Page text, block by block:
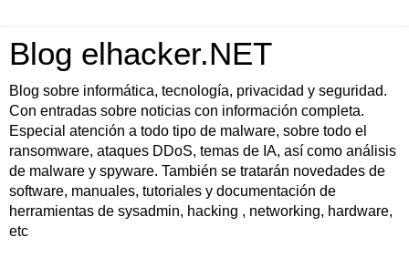
Blog elhacker.NET
Blog sobre informática, tecnología, privacidad y seguridad.
Con entradas sobre noticias con información completa.
Especial atención a todo tipo de malware, sobre todo el
ransomware, ataques DDoS, temas de IA, así como análisis
de malware y spyware. También se tratarán novedades de
software, manuales, tutoriales y documentación de
herramientas de sysadmin, hacking , networking, hardware,
etc